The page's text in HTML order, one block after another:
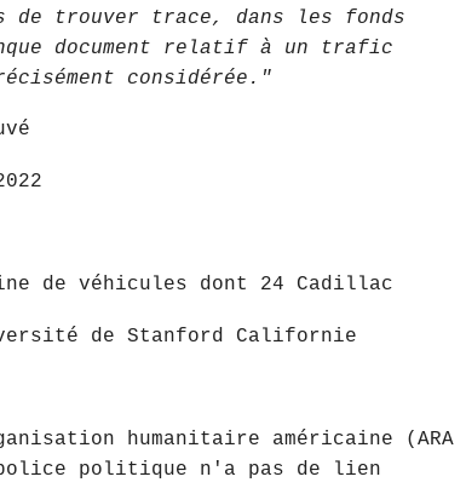
trouver trace, dans les fonds
document relatif à un trafic
considérée."
de véhicules dont 24 Cadillac
de Stanford Californie
humanitaire américaine (ARA
politique n'a pas de lien